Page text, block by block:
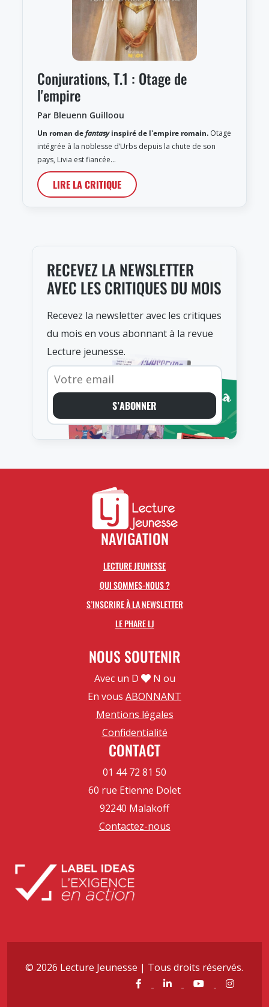
Conjurations, T.1 : Otage de
l'empire
Par Bleuenn Guilloou
Un roman defantasyinspiré de l'empire romain. Otage
intégrée à la noblesse d’Urbs depuis la chute de son
pays, Livia est fiancée…
LIRE LA CRITIQUE
RECEVEZ LA NEWSLETTER
AVEC LES CRITIQUES DU MOIS
Recevez la newsletter avec les critiques
du mois en vous abonnant à la revue
Lecture jeunesse.
S’ABONNER
NAVIGATION
LECTURE JEUNESSE
QUI SOMMES-NOUS ?
S’INSCRIRE À LA NEWSLETTER
LE PHARE LJ
NOUS SOUTENIR
Avec un D
N ou
En vous ABONNANT
Mentions légales
Confidentialité
CONTACT
01 44 72 81 50
60 rue Etienne Dolet
92240 Malakoff
Contactez-nous
© 2026 Lecture Jeunesse | Tous droits réservés.